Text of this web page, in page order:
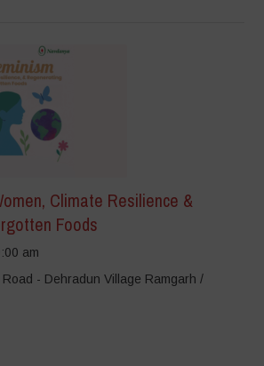
Climate Resilience &
Foods
am
- Dehradun Village Ramgarh /